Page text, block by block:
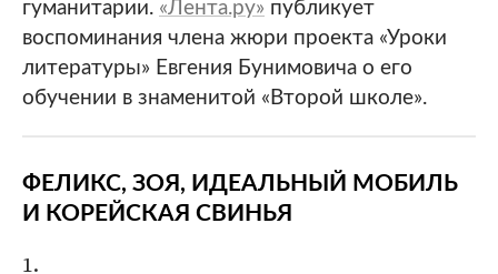
гуманитарии. «Лента.ру» публикует
воспоминания члена жюри проекта «Уроки
литературы» Евгения Бунимовича о его
обучении в знаменитой «Второй школе».
ФЕЛИКС, ЗОЯ, ИДЕАЛЬНЫЙ МОБИЛЬ
И КОРЕЙСКАЯ СВИНЬЯ
1.